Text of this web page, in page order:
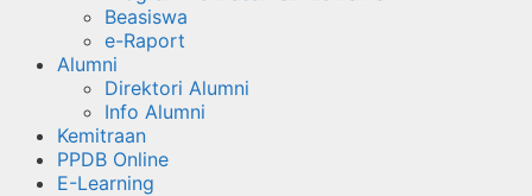
Beasiswa
e-Raport
Alumni
Direktori Alumni
Info Alumni
Kemitraan
PPDB Online
E-Learning